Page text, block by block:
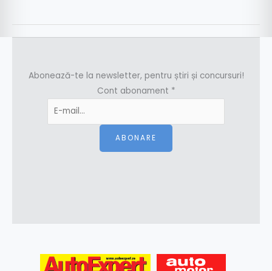
Abonează-te la newsletter, pentru știri și concursuri!
Cont abonament *
ABONARE